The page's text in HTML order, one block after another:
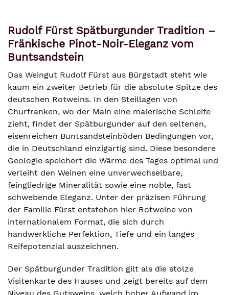
Rudolf Fürst Spätburgunder Tradition –
Fränkische Pinot-Noir-Eleganz vom
Buntsandstein
Das Weingut Rudolf Fürst aus Bürgstadt steht wie
kaum ein zweiter Betrieb für die absolute Spitze des
deutschen Rotweins. In den Steillagen von
Churfranken, wo der Main eine malerische Schleife
zieht, findet der Spätburgunder auf den seltenen,
eisenreichen Buntsandsteinböden Bedingungen vor,
die in Deutschland einzigartig sind. Diese besondere
Geologie speichert die Wärme des Tages optimal und
verleiht den Weinen eine unverwechselbare,
feingliedrige Mineralität sowie eine noble, fast
schwebende Eleganz. Unter der präzisen Führung
der Familie Fürst entstehen hier Rotweine von
internationalem Format, die sich durch
handwerkliche Perfektion, Tiefe und ein langes
Reifepotenzial auszeichnen.
Der Spätburgunder Tradition gilt als die stolze
Visitenkarte des Hauses und zeigt bereits auf dem